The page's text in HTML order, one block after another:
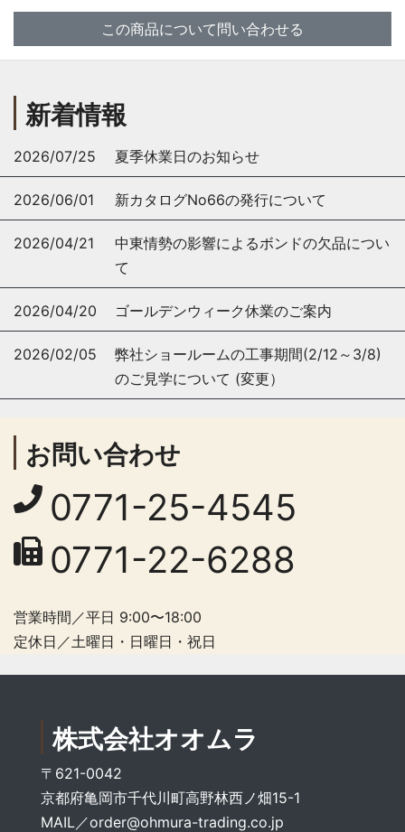
この商品について問い合わせる
新着情報
2026/07/25 夏季休業日のお知らせ
2026/06/01 新カタログNo66の発行について
2026/04/21
中東情勢の影響によるボンドの欠品につい
て
2026/04/20 ゴールデンウィーク休業のご案内
2026/02/05
弊社ショールームの工事期間(2/12～3/8)
のご見学について (変更）
お問い合わせ
0771-25-4545
0771-22-6288
営業時間／平日 9:00〜18:00
定休日／土曜日・日曜日・祝日
株式会社オオムラ
〒621-0042
京都府亀岡市千代川町高野林西ノ畑15-1
MAIL／order@ohmura-trading.co.jp